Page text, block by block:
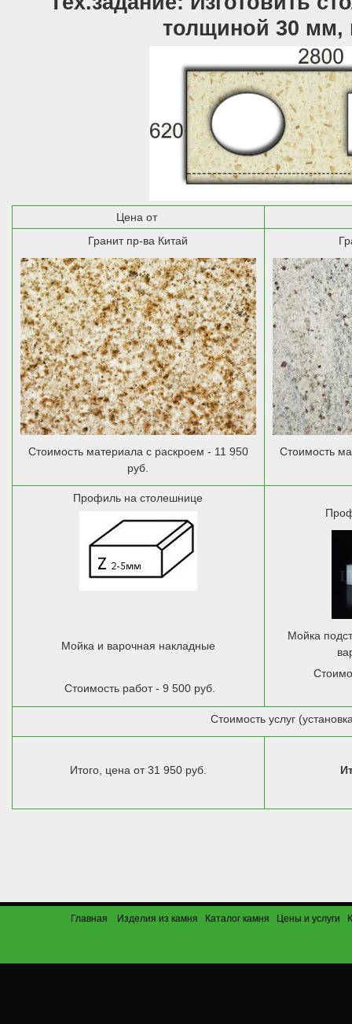
толщиной 30 мм,
Цена от
Гранит пр-ва Китай
Стоимость материала с раскроем - 11 950
руб.
Стоимость
Профиль на столешнице
Мойка и варочная накладные
Стоимость работ - 9 500 руб.
Мойка
Стоимость услуг
Итого, цена от 31 950 руб.
Цены и услуги
Каталог камня
Изделия из камня
Главная